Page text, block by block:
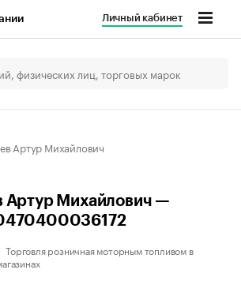
Личный кабинет
Артур Михайлович
Артур Михайлович —
Торговля розничная моторным топливом в